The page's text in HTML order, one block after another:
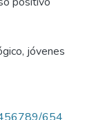
, jóvenes